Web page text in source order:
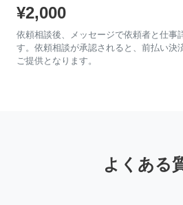
¥2,000
依頼相談後、メッセージで依頼者と仕事
す。依頼相談が承認されると、前払い
ご提供となります。
よくある